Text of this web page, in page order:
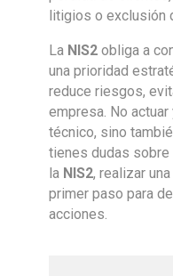
litigios o exclusión
La NIS2 obliga a
una prioridad
reduce riesgos,
empresa. No
técnico, sino
tienes dudas
la NIS2, realizar
primer paso para
acciones.